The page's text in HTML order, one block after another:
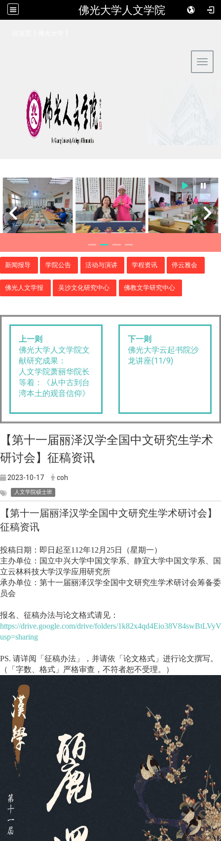
佛光大学人文学院
新闻报导 学院公告 活动与演讲 学程资讯 停云雅会
佛光人文学报 吴沙文化研究中心 佛教文学研究中心
上一则
佛光大学人文学院文
献研究成果：
人文学院萧丽华院长
等着：《从中古到台
湾本土的观音信仰》
下一则
佛光大学云起书院沙
龙讲座(11/9)
【第十一届丽泽汉学全国中文研究生学术
研讨会】征稿资讯
2023-10-17 coh
人文学院硕士班
【第十一届丽泽汉学全国中文研究生学术研讨会】
征稿资讯
投稿日期：即日起至112年12月25日（星期一）
主办单位：国立中兴大学中国文学系、静宜大学中国文学系、国
立云林科技大学汉学应用研究所
承办单位：第十一届丽泽汉学全国中文研究生学术研讨会筹备委
员会
报名、征稿办法与论文格式请见：
https://drive.google.com/drive/folders/
usp=sharing
PS. 请详阅「征稿办法」，并请依「论文格式」进行论文撰写。
（「字数、格式」严格审查，不符者恕不受理。）